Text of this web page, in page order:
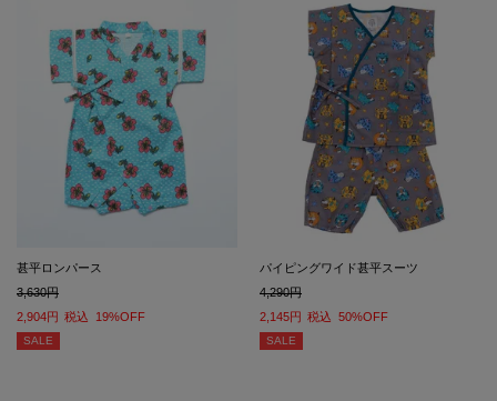
甚平ロンパース
3,630
2,904
税込 19%OFF
SALE
パイピングワイド甚平スーツ
4,290
2,145
税込 50%OFF
SALE